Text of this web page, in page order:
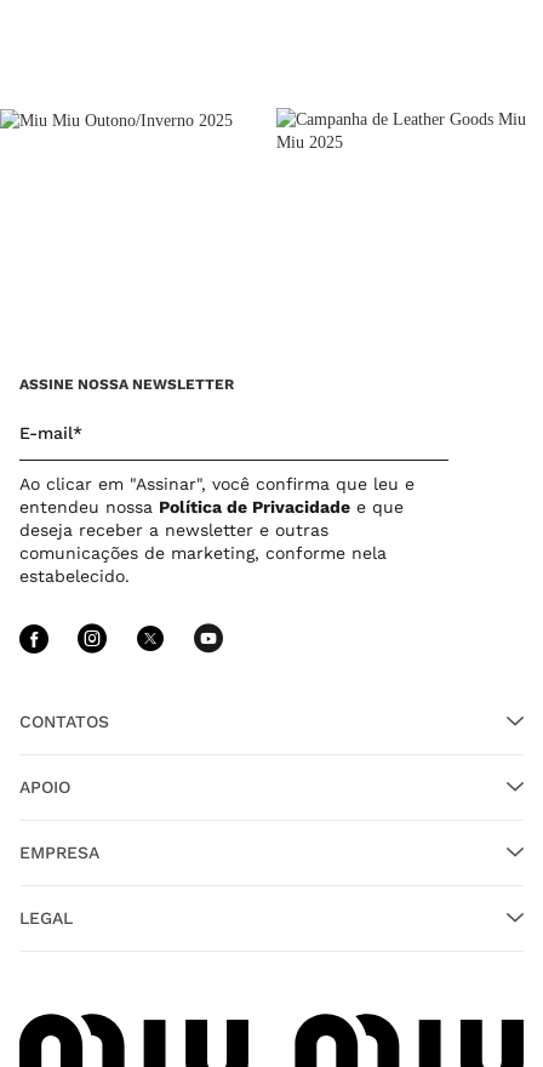
CONTATOS
APOIO
EMPRESA
LEGAL
ASSINE NOSSA NEWSLETTER
E-mail*
Ao clicar em "Assinar", você confirma que leu e
entendeu nossa Política de Privacidade e que
deseja receber a newsletter e outras
comunicações de marketing, conforme nela
estabelecido.
Siga-nos facebook
Siga-nos instagram
Siga-nos twitter